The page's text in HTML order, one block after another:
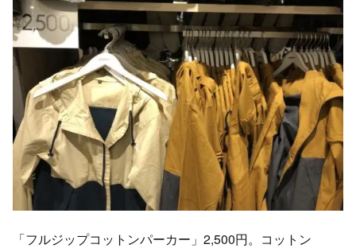
「フルジップコットンパーカー」2,500円。コットン